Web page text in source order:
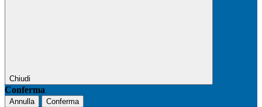
Chiudi
Conferma
Annulla Conferma